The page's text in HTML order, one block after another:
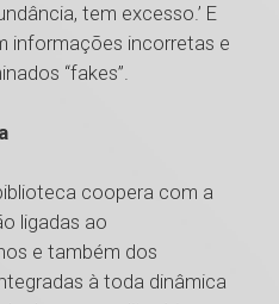
tem excesso.’ E
informações incorretas e
“fakes”.
coopera com a
ligadas ao
e também dos
à toda dinâmica